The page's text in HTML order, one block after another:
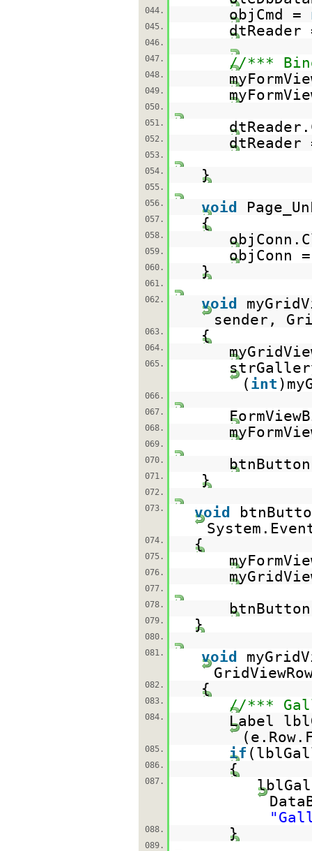
044. objCmd =
045. dtReader
046.
047.
//***
048.
049.
050.
051.
052.
053.
054.
}
055.
056.
void
057. {
058.
059. objConn
060. }
061.
062.
void
sender,
063. {
064.
065.
( int
066.
067.
068.
069.
070.
071. }
072.
073.
void
074. {
075.
076.
077.
078.
079. }
080.
081.
void
082. {
083. //***
084.
Label
085. if
086. {
087.
088. }
089.